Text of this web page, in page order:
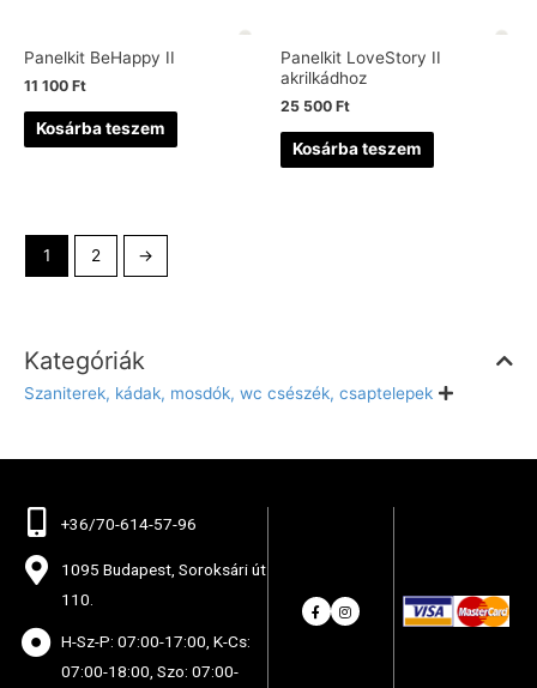
Kategóriák
Szaniterek, kádak, mosdók, wc csészék, csaptelepek
Panelkit BeHappy II
11 100 Ft
Kosárba teszem
Panelkit LoveStory II
akrilkádhoz
25 500 Ft
Kosárba teszem
1 2 →
+36/70-614-57-96
1095 Budapest, Soroksári út
110.
H-Sz-P: 07:00-17:00, K-Cs:
07:00-18:00, Szo: 07:00-